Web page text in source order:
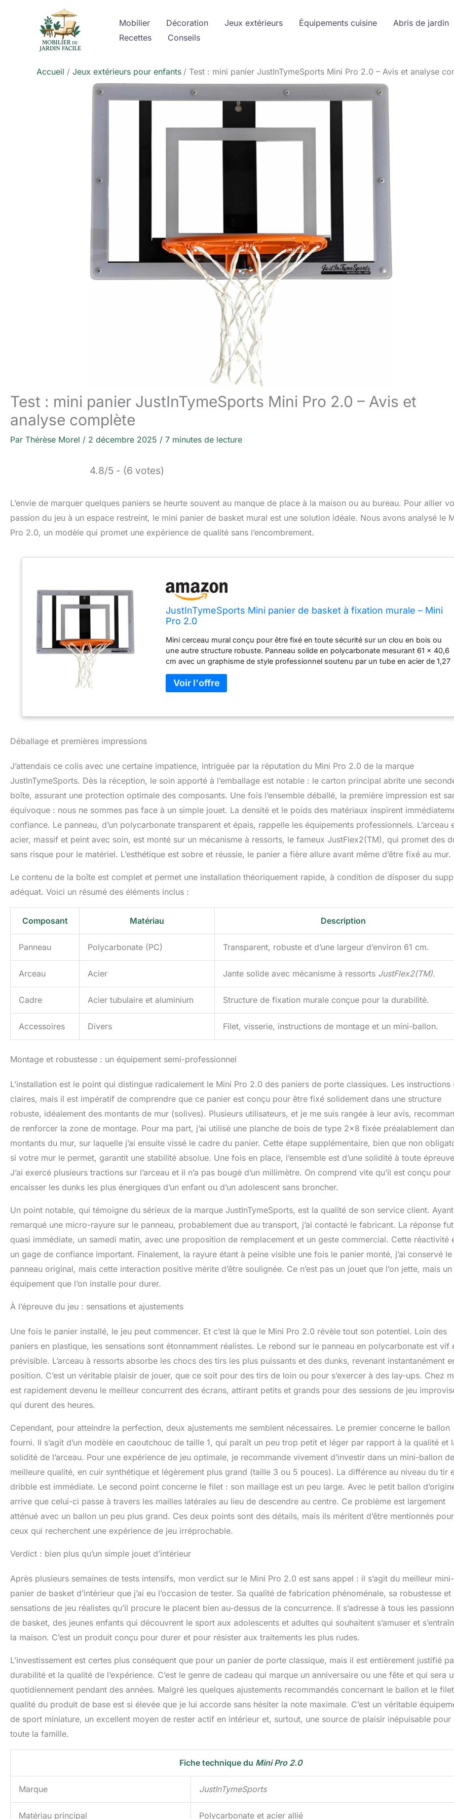
Mobilier Décoration Jeux extérieurs Équipements cuisine Abris de jardin
Recettes
Conseils
Accueil Jeux extérieurs pour enfants Test : mini panier JustInTymeSports Mini Pro 2.0 – Avis et analyse
Test : mini panier JustInTymeSports Mini Pro 2.0 – Avis et
analyse complète
Par Thérèse Morel / 2 décembre 2025 / 7 minutes de lecture
4.8/5 - (6 votes)
L’envie de marquer quelques paniers se heurte souvent au manque de place à la maison ou au bureau. Pour allier
passion du jeu à un espace restreint, le mini panier de basket mural est une solution idéale. Nous avons analysé le
Pro 2.0, un modèle qui promet une expérience de qualité sans l’encombrement.
JustInTymeSports Mini panier de basket à fixation murale – Mini
Pro 2.0
Mini cerceau mural conçu pour être fixé en toute sécurité sur un clou en bois ou
une autre structure robuste. Panneau solide en polycarbonate mesurant 61 x 40,6
cm avec un graphisme de style professionnel soutenu par un tube en acier de 1,27
d'épaisseur. Cadre extérieur en aluminium avec protections en caoutchouc pour
un jeu réaliste.
Déballage et premières impressions
J’attendais ce colis avec une certaine impatience, intriguée par la réputation du Mini Pro 2.0 de la marque
JustInTymeSports. Dès la réception, le soin apporté à l’emballage est notable : le carton principal abrite une
boîte, assurant une protection optimale des composants. Une fois l’ensemble déballé, la première impression est
équivoque : nous ne sommes pas face à un simple jouet. La densité et le poids des matériaux inspirent
confiance. Le panneau, d’un polycarbonate transparent et épais, rappelle les équipements professionnels. L’arceau
acier, massif et peint avec soin, est monté sur un mécanisme à ressorts, le fameux JustFlex2(TM), qui promet des
sans risque pour le matériel. L’esthétique est sobre et réussie, le panier a fière allure avant même d’être fixé au mur.
Le contenu de la boîte est complet et permet une installation théoriquement rapide, à condition de disposer du
adéquat. Voici un résumé des éléments inclus :
Composant Matériau Description
Panneau Polycarbonate (PC) Transparent, robuste et d’une largeur d’environ 61 cm.
Arceau Acier Jante solide avec mécanisme à ressorts JustFlex2(TM).
Cadre Acier tubulaire et aluminium Structure de fixation murale conçue pour la durabilité.
Accessoires Divers Filet, visserie, instructions de montage et un mini-ballon.
Montage et robustesse : un équipement semi-professionnel
L’installation est le point qui distingue radicalement le Mini Pro 2.0 des paniers de porte classiques. Les instructions
claires, mais il est impératif de comprendre que ce panier est conçu pour être fixé solidement dans une structure
robuste, idéalement des montants de mur (solives). Plusieurs utilisateurs, et je me suis rangée à leur avis,
de renforcer la zone de montage. Pour ma part, j’ai utilisé une planche de bois de type 2×8 fixée préalablement
montants du mur, sur laquelle j’ai ensuite vissé le cadre du panier. Cette étape supplémentaire, bien que non
si votre mur le permet, garantit une stabilité absolue. Une fois en place, l’ensemble est d’une solidité à toute
J’ai exercé plusieurs tractions sur l’arceau et il n’a pas bougé d’un millimètre. On comprend vite qu’il est conçu pour
encaisser les dunks les plus énergiques d’un enfant ou d’un adolescent sans broncher.
Un point notable, qui témoigne du sérieux de la marque JustInTymeSports, est la qualité de son service client. Ayant
remarqué une micro-rayure sur le panneau, probablement due au transport, j’ai contacté le fabricant. La réponse fut
quasi immédiate, un samedi matin, avec une proposition de remplacement et un geste commercial. Cette réactivité
un gage de confiance important. Finalement, la rayure étant à peine visible une fois le panier monté, j’ai conservé le
panneau original, mais cette interaction positive mérite d’être soulignée. Ce n’est pas un jouet que l’on jette, mais un
équipement que l’on installe pour durer.
À l’épreuve du jeu : sensations et ajustements
Une fois le panier installé, le jeu peut commencer. Et c’est là que le Mini Pro 2.0 révèle tout son potentiel. Loin des
paniers en plastique, les sensations sont étonnamment réalistes. Le rebond sur le panneau en polycarbonate est vif
prévisible. L’arceau à ressorts absorbe les chocs des tirs les plus puissants et des dunks, revenant instantanément
position. C’est un véritable plaisir de jouer, que ce soit pour des tirs de loin ou pour s’exercer à des lay-ups. Chez
est rapidement devenu le meilleur concurrent des écrans, attirant petits et grands pour des sessions de jeu
qui durent des heures.
Cependant, pour atteindre la perfection, deux ajustements me semblent nécessaires. Le premier concerne le ballon
fourni. Il s’agit d’un modèle en caoutchouc de taille 1, qui paraît un peu trop petit et léger par rapport à la qualité et
solidité de l’arceau. Pour une expérience de jeu optimale, je recommande vivement d’investir dans un mini-ballon de
meilleure qualité, en cuir synthétique et légèrement plus grand (taille 3 ou 5 pouces). La différence au niveau du tir
dribble est immédiate. Le second point concerne le filet : son maillage est un peu large. Avec le petit ballon
arrive que celui-ci passe à travers les mailles latérales au lieu de descendre au centre. Ce problème est largement
atténué avec un ballon un peu plus grand. Ces deux points sont des détails, mais ils méritent d’être mentionnés pour
ceux qui recherchent une expérience de jeu irréprochable.
Verdict : bien plus qu’un simple jouet d’intérieur
Après plusieurs semaines de tests intensifs, mon verdict sur le Mini Pro 2.0 est sans appel : il s’agit du meilleur mini-
panier de basket d’intérieur que j’ai eu l’occasion de tester. Sa qualité de fabrication phénoménale, sa robustesse et
sensations de jeu réalistes qu’il procure le placent bien au-dessus de la concurrence. Il s’adresse à tous les
de basket, des jeunes enfants qui découvrent le sport aux adolescents et adultes qui souhaitent s’amuser et
la maison. C’est un produit conçu pour durer et pour résister aux traitements les plus rudes.
L’investissement est certes plus conséquent que pour un panier de porte classique, mais il est entièrement justifié
durabilité et la qualité de l’expérience. C’est le genre de cadeau qui marque un anniversaire ou une fête et qui sera
quotidiennement pendant des années. Malgré les quelques ajustements recommandés concernant le ballon et le
qualité du produit de base est si élevée que je lui accorde sans hésiter la note maximale. C’est un véritable
de sport miniature, un excellent moyen de rester actif en intérieur et, surtout, une source de plaisir inépuisable pour
toute la famille.
Fiche technique du Mini Pro 2.0
Marque JustInTymeSports
Matériau principal Polycarbonate et acier allié